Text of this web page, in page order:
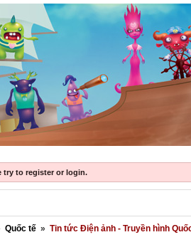
try to register or login.
Quốc tế » Tin tức Điện ảnh - Truyền hình